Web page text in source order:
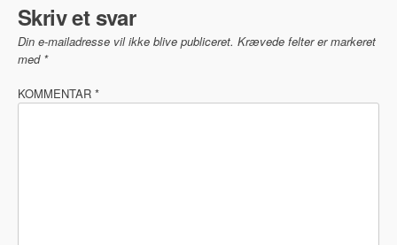
Skriv et svar
Din e-mailadresse vil ikke blive publiceret. Krævede felter er markeret
med *
KOMMENTAR *